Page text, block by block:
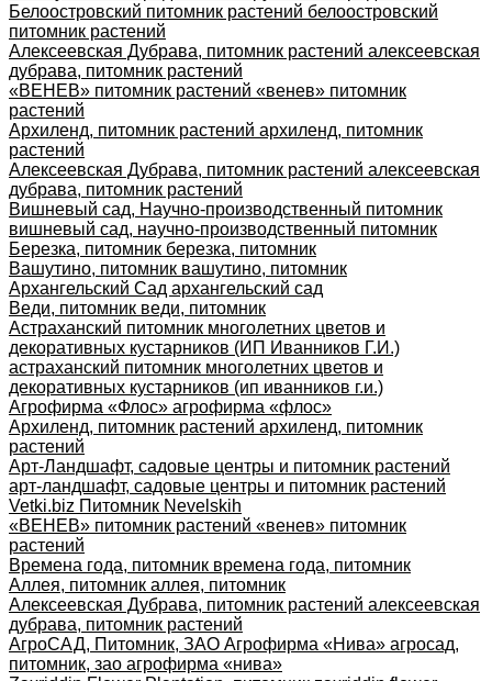
Белоостровский питомник растений белоостровский
питомник растений
Алексеевская Дубрава, питомник растений алексеевская
дубрава, питомник растений
«ВЕНЕВ» питомник растений «венев» питомник
растений
Архиленд, питомник растений архиленд, питомник
растений
Алексеевская Дубрава, питомник растений алексеевская
дубрава, питомник растений
Вишневый сад, Научно-производственный питомник
вишневый сад, научно-производственный питомник
Березка, питомник березка, питомник
Вашутино, питомник вашутино, питомник
Архангельский Сад архангельский сад
Веди, питомник веди, питомник
Астраханский питомник многолетних цветов и
декоративных кустарников (ИП Иванников Г.И.)
астраханский питомник многолетних цветов и
декоративных кустарников (ип иванников г.и.)
Агрофирма «Флос» агрофирма «флос»
Архиленд, питомник растений архиленд, питомник
растений
Арт-Ландшафт, садовые центры и питомник растений
арт-ландшафт, садовые центры и питомник растений
Vetki.biz Питомник Nevelskih
«ВЕНЕВ» питомник растений «венев» питомник
растений
Времена года, питомник времена года, питомник
Аллея, питомник аллея, питомник
Алексеевская Дубрава, питомник растений алексеевская
дубрава, питомник растений
АгроСАД, Питомник, ЗАО Агрофирма «Нива» агросад,
питомник, зао агрофирма «нива»